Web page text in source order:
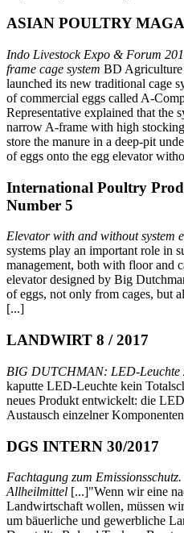
ASIAN POULTRY
Indo Livestock Expo & Forum
frame cage system BD Agriculture
launched its new traditional cage
of commercial eggs called A-
Representative explained that the
narrow A-frame with high
store the manure in a deep-pit
of eggs onto the egg elevator
International Poultry
Number 5
Elevator with and without system
systems play an important role in
management, both with floor and
elevator designed by Big
of eggs, not only from cages, but
[...]
LANDWIRT 8 / 2017
BIG DUTCHMAN: LED-Leuchte
kaputte LED-Leuchte kein
neues Produkt entwickelt: die
Austausch einzelner
DGS INTERN 30/2017
Fachtagung zum
Allheilmittel [...]"Wenn wir eine
Landwirtschaft wollen, müssen
um bäuerliche und gewerbliche